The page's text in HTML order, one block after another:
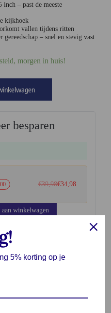
– past de meeste
kijkhoek
vallen tijdens ritten
– snel en stevig vast
morgen in huis!
besparen
€39,98€34,98
winkelwagen
WebwinkelKeur
5% korting op je